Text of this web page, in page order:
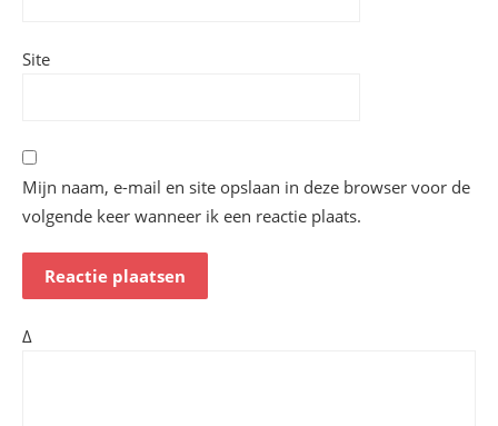
Site
Mijn naam, e-mail en site opslaan in deze browser voor de
volgende keer wanneer ik een reactie plaats.
Δ